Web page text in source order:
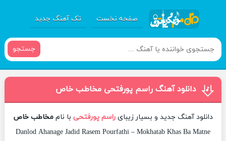
صفحه نخست تک آهنگ جدید
جستجو
دانلود آهنگ راسم پورفتحی مخاطب خاص
دانلود آهنگ جدید و بسیار زیبای راسم پورفتحی با نام مخاطب خاص
Danlod Ahanage Jadid Rasem Pourfathi – Mokhatab Khas Ba Matne